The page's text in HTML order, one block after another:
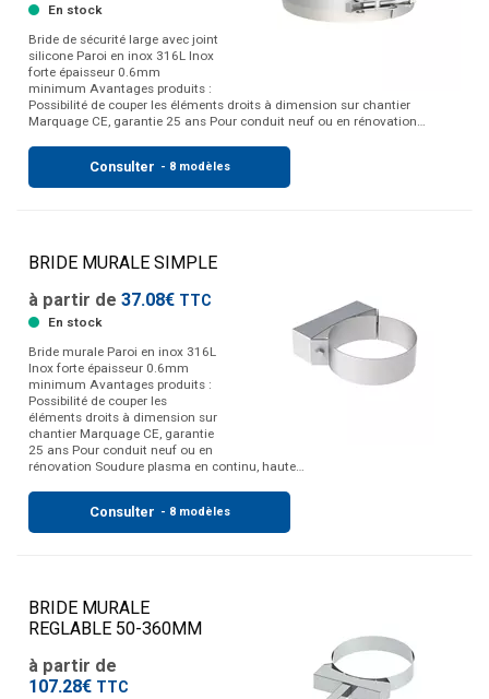
En stock
Bride de sécurité large avec joint
silicone Paroi en inox 316L Inox
forte épaisseur 0.6mm
minimum Avantages produits :
Possibilité de couper les éléments droits à dimension sur chantier
Marquage CE, garantie 25 ans Pour conduit neuf ou en rénovation…
Consulter - 8 modèles
BRIDE MURALE SIMPLE
à partir de 37.08€ TTC
En stock
Bride murale Paroi en inox 316L
Inox forte épaisseur 0.6mm
minimum Avantages produits :
Possibilité de couper les
éléments droits à dimension sur
chantier Marquage CE, garantie
25 ans Pour conduit neuf ou en
rénovation Soudure plasma en continu, haute…
Consulter - 8 modèles
BRIDE MURALE
REGLABLE 50-360MM
à partir de
107.28€ TTC